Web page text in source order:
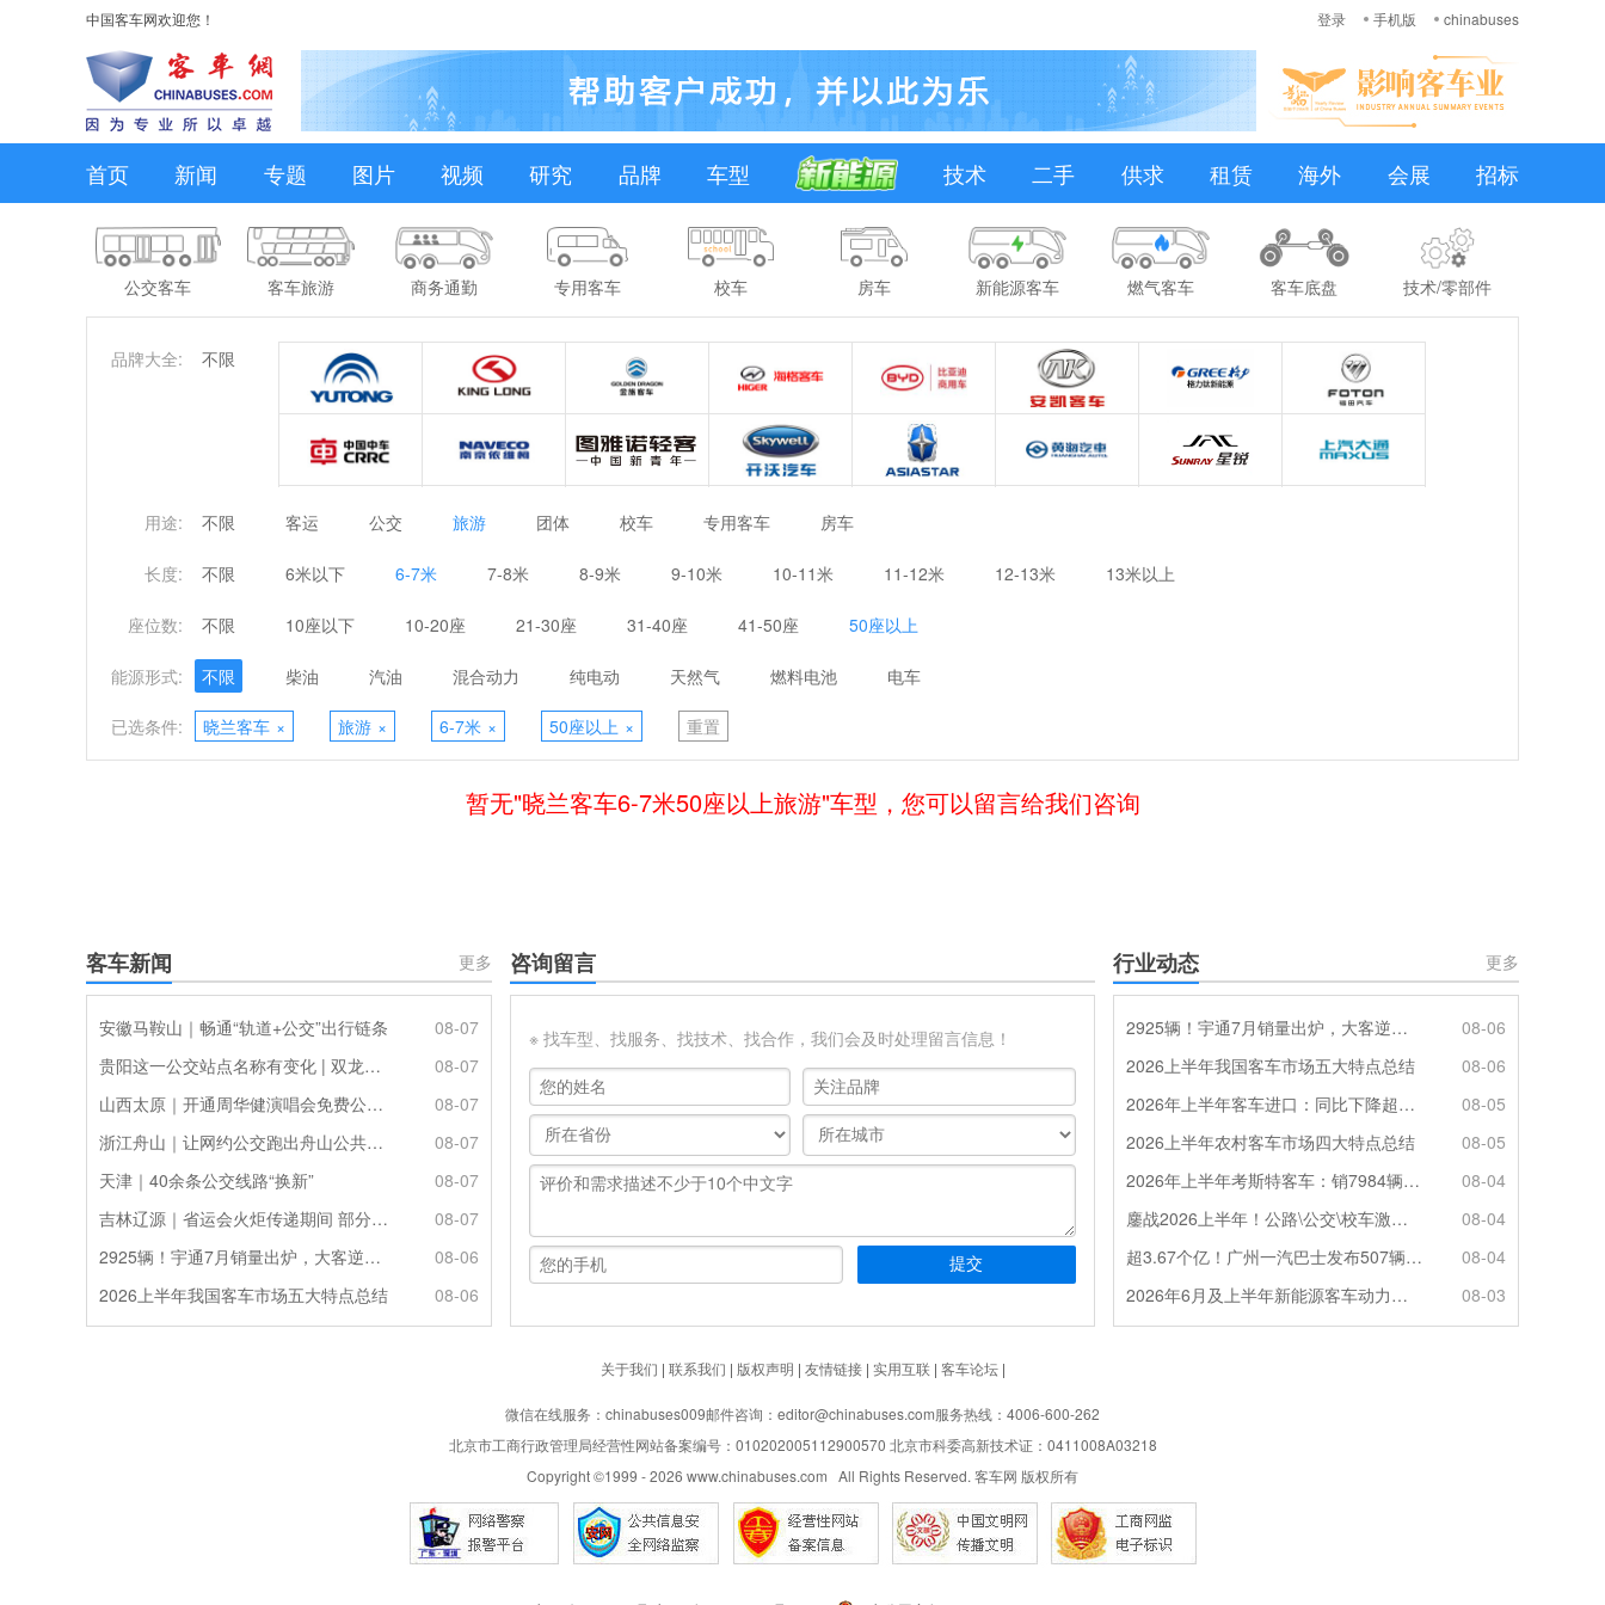
中国客车网欢迎您！ 登录 手机版 chinabuses
首页 新闻 专题 图片 视频 研究 品牌 车型 技术 二手 供求 租赁 海外 会展 招标
公交客车 客车旅游 商务通勤 专用客车 校车 房车 新能源客车 燃气客车 客车底盘 技术/零部件
品牌大全: 不限
用途: 不限 客运 公交 旅游 团体 校车 专用客车 房车
长度: 不限 6米以下 6-7米 7-8米 8-9米 9-10米 10-11米 11-12米 12-13米 13米以上
座位数: 不限 10座以下 10-20座 21-30座 31-40座 41-50座 50座以上
能源形式: 不限 柴油 汽油 混合动力 纯电动 天然气 燃料电池 电车
已选条件: 晓兰客车 × 旅游 × 6-7米 × 50座以上 × 重置
暂无"晓兰客车6-7米50座以上旅游"车型，您可以留言给我们咨询
客车新闻 更多
安徽马鞍山｜畅通“轨道+公交”出行链条
08-07
贵阳这一公交站点名称有变化 | 双龙优化调整公交线路
08-07
山西太原｜开通周华健演唱会免费公交接驳专线
08-07
浙江舟山｜让网约公交跑出舟山公共服务的“金名片”
08-07
天津｜40余条公交线路“换新”
08-07
吉林辽源｜省运会火炬传递期间 部分公交线路临时调整
08-07
2925辆！宇通7月销量出炉，大客逆势走强筑牢基本盘
08-06
2026上半年我国客车市场五大特点总结
08-06
咨询留言
※ 找车型、找服务、找技术、找合作，我们会及时处理留言信息！
行业动态 更多
2925辆！宇通7月销量出炉，大客逆势走强筑牢基本盘
08-06
2026上半年我国客车市场五大特点总结
08-06
2026年上半年客车进口：同比下降超4成，轻客主体地位凸显
08-05
2026上半年农村客车市场四大特点总结
08-05
2026年上半年考斯特客车：销7984辆 6米领涨领跑 电动化提速
08-04
鏖战2026上半年！公路\公交\校车激烈角逐，谁问鼎赛道赢家?
08-04
超3.67个亿！广州一汽巴士发布507辆纯电动城市客车采购中标公告
08-04
2026年6月及上半年新能源客车动力电池装机量特点分析
08-03
关于我们 | 联系我们 | 版权声明 | 友情链接| 实用互联| 客车论坛|
微信在线服务：chinabuses009邮件咨询：editor@chinabuses.com服务热线：4006-600-262
北京市工商行政管理局经营性网站备案编号：010202005112900570 北京市科委高新技术证：0411008A03218
Copyright ©1999 -2026 www.chinabuses.com All Rights Reserved. 客车网 版权所有